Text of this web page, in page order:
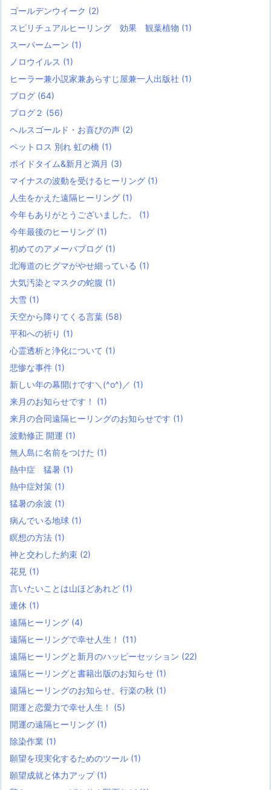
ゴールデンウイーク (2)
スピリチュアルヒーリング 効果 観葉植物 (1)
スーパームーン (1)
ノロウイルス (1)
ヒーラー兼小説家兼あらすじ屋兼一人出版社 (1)
ブログ (64)
ブログ２ (56)
ヘルスゴールド・お喜びの声 (2)
ペットロス 別れ 虹の橋 (1)
ボイドタイム&新月と満月 (3)
マイナスの波動を受けるヒーリング (1)
人生をかえた遠隔ヒーリング (1)
今年もありがとうございました。 (1)
今年最後のヒーリング (1)
初めてのアメーバブログ (1)
北海道のヒグマがやせ細っている (1)
大気汚染とマスクの蛇腹 (1)
大雪 (1)
天空から降りてくる言葉 (58)
平和への祈り (1)
心霊透析と浄化について (1)
悲惨な事件 (1)
新しい年の幕開けです＼(^o^)／ (1)
来月のお知らせです！ (1)
来月の合同遠隔ヒーリングのお知らせです (1)
波動修正 開運 (1)
無人島に名前をつけた (1)
熱中症 猛暑 (1)
熱中症対策 (1)
猛暑の余波 (1)
病んでいる地球 (1)
瞑想の方法 (1)
神と交わした約束 (2)
花見 (1)
言いたいことは山ほどあれど (1)
連休 (1)
遠隔ヒーリング (4)
遠隔ヒーリングで幸せ人生！ (11)
遠隔ヒーリングと新月のハッピーセッション (22)
遠隔ヒーリングと書籍出版のお知らせ (1)
遠隔ヒーリングのお知らせ。行楽の秋 (1)
開運と恋愛力で幸せ人生！ (5)
開運の遠隔ヒーリング (1)
除染作業 (1)
願望を現実化するためのツール (1)
願望成就と体力アップ (1)